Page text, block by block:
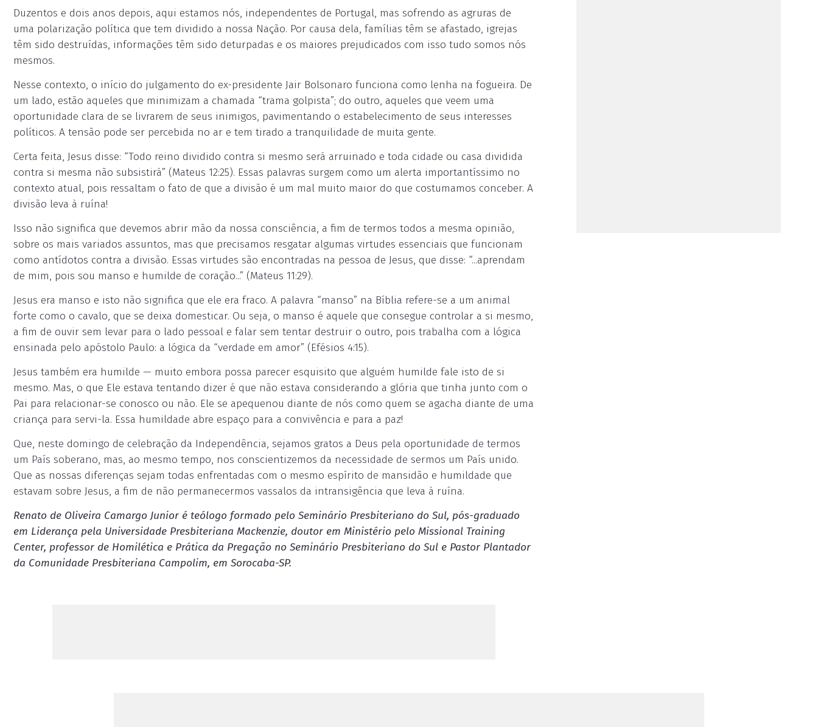
Duzentos e dois anos depois, aqui estamos nós, independentes de Portugal, mas sofrendo as agruras de
uma polarização política que tem dividido a nossa Nação. Por causa dela, famílias têm se afastado, igrejas
têm sido destruídas, informações têm sido deturpadas e os maiores prejudicados com isso tudo somos nós
mesmos.
Nesse contexto, o início do julgamento do ex-presidente Jair Bolsonaro funciona como lenha na fogueira. De
um lado, estão aqueles que minimizam a chamada “trama golpista”; do outro, aqueles que veem uma
oportunidade clara de se livrarem de seus inimigos, pavimentando o estabelecimento de seus interesses
políticos. A tensão pode ser percebida no ar e tem tirado a tranquilidade de muita gente.
Certa feita, Jesus disse: “Todo reino dividido contra si mesmo será arruinado e toda cidade ou casa dividida
contra si mesma não subsistirá” (Mateus 12:25). Essas palavras surgem como um alerta importantíssimo no
contexto atual, pois ressaltam o fato de que a divisão é um mal muito maior do que costumamos conceber. A
divisão leva à ruína!
Isso não significa que devemos abrir mão da nossa consciência, a fim de termos todos a mesma opinião,
sobre os mais variados assuntos, mas que precisamos resgatar algumas virtudes essenciais que funcionam
como antídotos contra a divisão. Essas virtudes são encontradas na pessoa de Jesus, que disse: “...aprendam
de mim, pois sou manso e humilde de coração...” (Mateus 11:29).
Jesus era manso e isto não significa que ele era fraco. A palavra “manso” na Bíblia refere-se a um animal
forte como o cavalo, que se deixa domesticar. Ou seja, o manso é aquele que consegue controlar a si mesmo,
a fim de ouvir sem levar para o lado pessoal e falar sem tentar destruir o outro, pois trabalha com a lógica
ensinada pelo apóstolo Paulo: a lógica da “verdade em amor” (Efésios 4:15).
Jesus também era humilde — muito embora possa parecer esquisito que alguém humilde fale isto de si
mesmo. Mas, o que Ele estava tentando dizer é que não estava considerando a glória que tinha junto com o
Pai para relacionar-se conosco ou não. Ele se apequenou diante de nós como quem se agacha diante de uma
criança para servi-la. Essa humildade abre espaço para a convivência e para a paz!
Que, neste domingo de celebração da Independência, sejamos gratos a Deus pela oportunidade de termos
um País soberano, mas, ao mesmo tempo, nos conscientizemos da necessidade de sermos um País unido.
Que as nossas diferenças sejam todas enfrentadas com o mesmo espírito de mansidão e humildade que
estavam sobre Jesus, a fim de não permanecermos vassalos da intransigência que leva à ruína.
Renato de Oliveira Camargo Junior é teólogo formado pelo Seminário Presbiteriano do Sul, pós-graduado
em Liderança pela Universidade Presbiteriana Mackenzie, doutor em Ministério pelo Missional Training
Center, professor de Homilética e Prática da Pregação no Seminário Presbiteriano do Sul e Pastor Plantador
da Comunidade Presbiteriana Campolim, em Sorocaba-SP.